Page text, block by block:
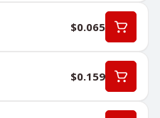
$0.065
$0.159